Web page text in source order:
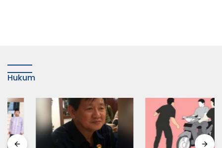
Hukum